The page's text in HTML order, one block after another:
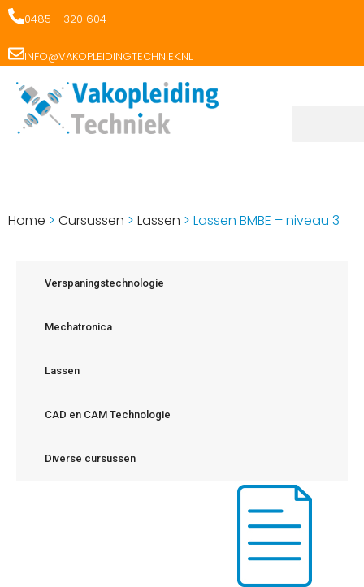
0485 - 320 604
INFO@VAKOPLEIDINGTECHNIEK.NL
Home > Cursussen > Lassen > Lassen BMBE – niveau 3
Verspaningstechnologie
Mechatronica
Lassen
CAD en CAM Technologie
Diverse cursussen